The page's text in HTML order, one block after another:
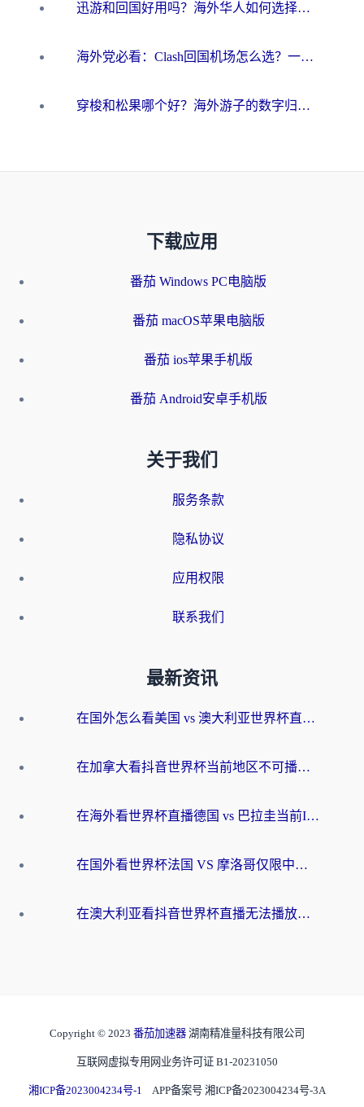
迅游和回国好用吗？海外华人如何选择靠谱的回国加速器
海外党必看：Clash回国机场怎么选？一篇搞定无缝访问国内资源的全攻略
穿梭和松果哪个好？海外游子的数字归乡路，到底该怎么选
下载应用
番茄 Windows PC电脑版
番茄 macOS苹果电脑版
番茄 ios苹果手机版
番茄 Android安卓手机版
关于我们
服务条款
隐私协议
应用权限
联系我们
最新资讯
在国外怎么看美国 vs 澳大利亚世界杯直播？海外党必藏的中文解说观赛指南
在加拿大看抖音世界杯当前地区不可播放？海外党体育观赛终极指南
在海外看世界杯直播德国 vs 巴拉圭当前IP受限制？这篇指南帮你轻松解决地区限制
在国外看世界杯法国 VS 摩洛哥仅限中国大陆？别让地域限制拦下你的欢呼
在澳大利亚看抖音世界杯直播无法播放？海外党体育观赛终极指南来了！
Copyright © 2023 番茄加速器 湖南精准量科技有限公司
互联网虚拟专用网业务许可证 B1-20231050
湘ICP备2023004234号-1 APP备案号 湘ICP备2023004234号-3A